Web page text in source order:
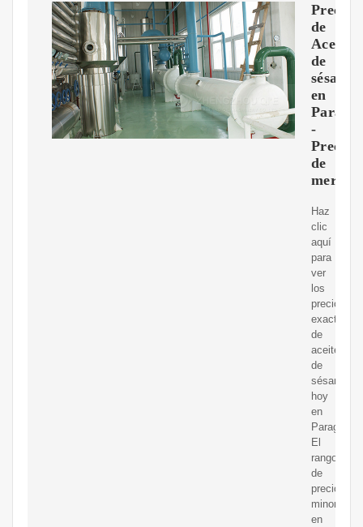
Precio
de
Aceite
de
sésamo
en
-
Precios
de
Haz
clic
aquí
para
ver
los
precios
exactos
de
aceite
de
sésamo
hoy
en
Paraguay.
El
rango
de
precios
minoristas
en